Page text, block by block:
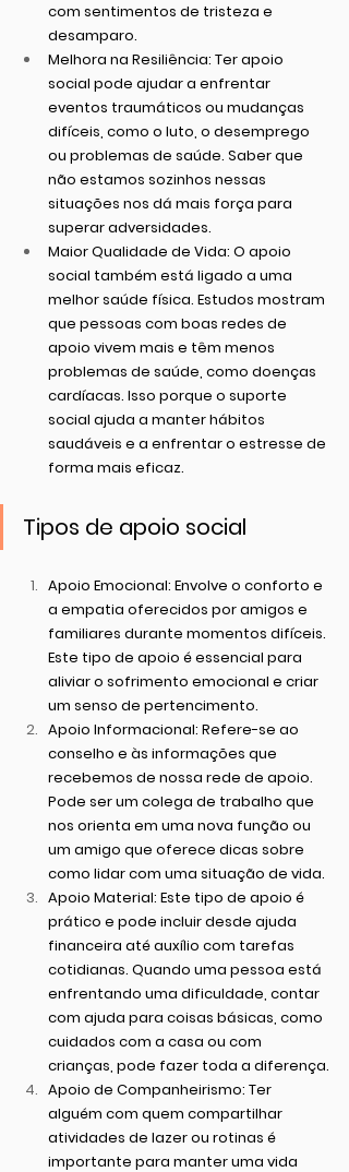
com sentimentos de tristeza e
desamparo.
Melhora na Resiliência: Ter apoio
social pode ajudar a enfrentar
eventos traumáticos ou mudanças
difíceis, como o luto, o desemprego
ou problemas de saúde. Saber que
não estamos sozinhos nessas
situações nos dá mais força para
superar adversidades.
Maior Qualidade de Vida: O apoio
social também está ligado a uma
melhor saúde física. Estudos mostram
que pessoas com boas redes de
apoio vivem mais e têm menos
problemas de saúde, como doenças
cardíacas. Isso porque o suporte
social ajuda a manter hábitos
saudáveis e a enfrentar o estresse de
forma mais eficaz.
Tipos de apoio social
Apoio Emocional: Envolve o conforto e
a empatia oferecidos por amigos e
familiares durante momentos difíceis.
Este tipo de apoio é essencial para
aliviar o sofrimento emocional e criar
um senso de pertencimento.
Apoio Informacional: Refere-se ao
conselho e às informações que
recebemos de nossa rede de apoio.
Pode ser um colega de trabalho que
nos orienta em uma nova função ou
um amigo que oferece dicas sobre
como lidar com uma situação de vida.
Apoio Material: Este tipo de apoio é
prático e pode incluir desde ajuda
financeira até auxílio com tarefas
cotidianas. Quando uma pessoa está
enfrentando uma dificuldade, contar
com ajuda para coisas básicas, como
cuidados com a casa ou com
crianças, pode fazer toda a diferença.
Apoio de Companheirismo: Ter
alguém com quem compartilhar
atividades de lazer ou rotinas é
importante para manter uma vida